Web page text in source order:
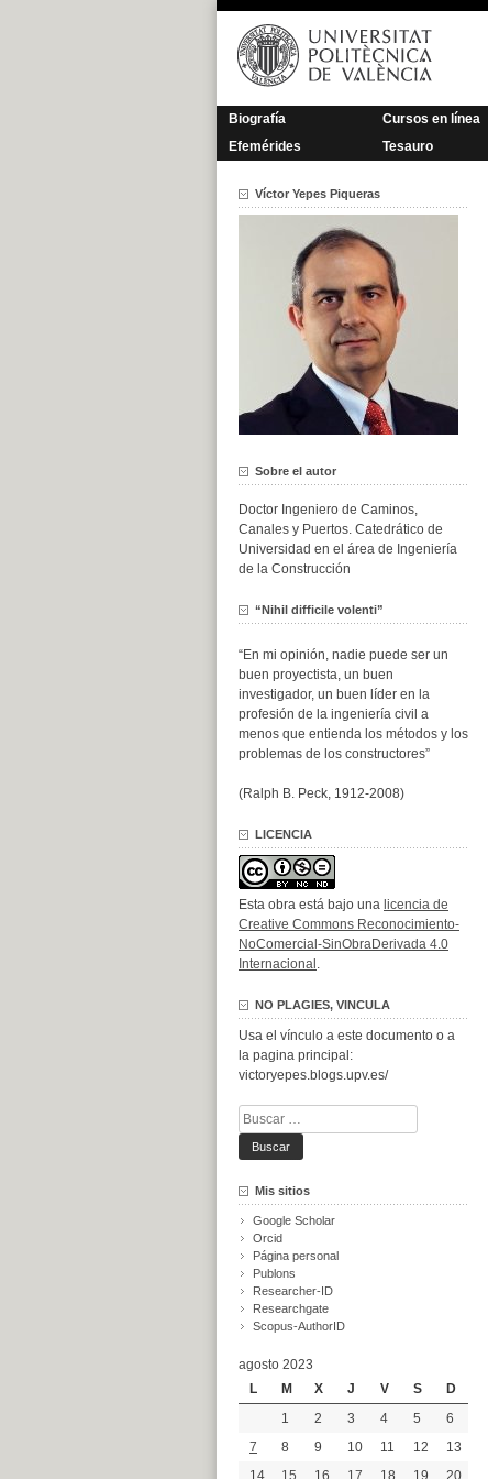
Saltar
contenido
Biografía Cursos en línea
Efemérides
Tesauro
Víctor Yepes Piqueras
Sobre el autor
Doctor Ingeniero de Caminos,
Canales y Puertos. Catedrático de
Universidad en el área de Ingeniería
de la Construcción
“Nihil difficile volenti”
“En mi opinión, nadie puede ser un
buen proyectista, un buen
investigador, un buen líder en la
profesión de la ingeniería civil a
menos que entienda los métodos y los
problemas de los constructores”
(Ralph B. Peck, 1912-2008)
LICENCIA
Esta obra está bajo una licencia de
Creative Commons Reconocimiento-
NoComercial-SinObraDerivada 4.0
Internacional .
NO PLAGIES, VINCULA
Usa el vínculo a este documento o a
la pagina principal:
victoryepes.blogs.upv.es/
Buscar:
Mis sitios
Google Scholar
Orcid
Página personal
Publons
Researcher-ID
Researchgate
Scopus-AuthorID
agosto 2023
L
M X J V S
D
1
2 3 4 5
6
7
8 9 10 11 12
13
14
15 16 17 18 19
20